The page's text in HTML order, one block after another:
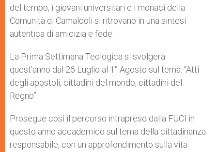
del tempo, i giovani universitari e i monaci della
Comunità di Camaldoli si ritrovano in una sintesi
autentica di amicizia e fede.
La Prima Settimana Teologica si svolgerà
quest’anno dal 26 Luglio al 1° Agosto sul tema: “Atti
degli apostoli, cittadini del mondo, cittadini del
Regno”.
Prosegue così il percorso intrapreso dalla FUCI in
questo anno accademico sul tema della cittadinanza
responsabile, con un approfondimento sulla vita